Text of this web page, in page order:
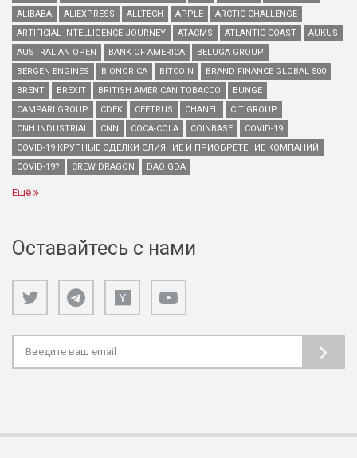
ALIBABA
ALIEXPRESS ALLTECH APPLE
ARCTIC CHALLENGE
ARTIFICIAL INTELLIGENCE JOURNEY
ATACMS ATLANTIC COAST
AUKUS
AUSTRALIAN OPEN
BANK OF AMERICA
BELUGA GROUP
BERGEN ENGINES
BIONORICA BITCOIN
BRAND FINANCE GLOBAL 500
BRENT
BREXIT BRITISH AMERICAN TOBACCO
BUNGE
CAMPARI GROUP
CDEK CEETRUS CHANEL
CITIGROUP
CNH INDUSTRIAL
CNN COCA-COLA COINBASE
COVID-19
COVID-19 КРУПНЫЕ СДЕЛКИ СЛИЯНИЕ И ПРИОБРЕТЕНИЕ КОМПАНИЙ
COVID-19?
CREW DRAGON DAO GDA
Ещё
Оставайтесь с нами